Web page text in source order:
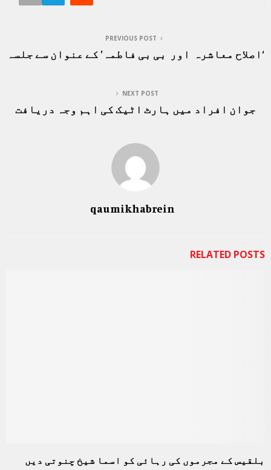
PREVIOUS POST
‘اصلاح معاشرہ اور بی بی فاطمہ’ کے عنوان سے جلسہ
NEXT POST
جوان افراد میں ہارٹ اٹیک کی اہم وجہ دریافت
qaumikhabrein
RELATED POSTS
بلقیس کے مجرموں کی رہائی کو اسما شیخ چنوتی دیں